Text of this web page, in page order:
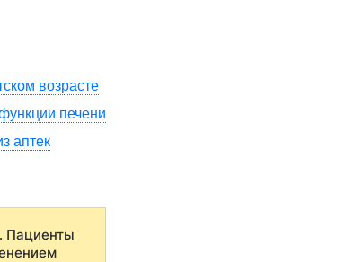
возрасте
печени
аптек
Пациенты